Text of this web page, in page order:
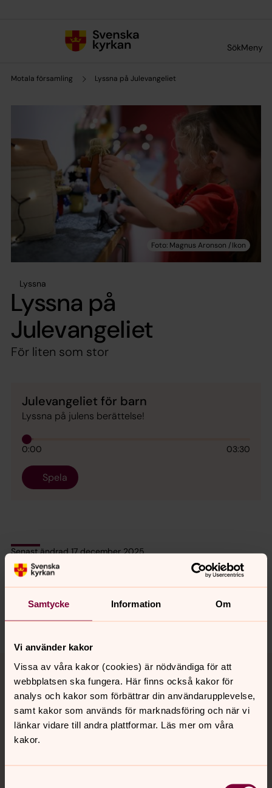
Samtycke Information Om
Vi använder kakor
Vissa av våra kakor (cookies) är nödvändiga för att
webbplatsen ska fungera. Här finns också kakor för
analys och kakor som förbättrar din användarupplevelse,
samt kakor som används för marknadsföring och när vi
länkar vidare till andra plattformar. Läs mer om våra
kakor.
SökMeny
Motala församling Lyssna på Julevangeliet
Lyssna
Lyssna på
Julevangeliet
För liten som stor
Julevangeliet för barn
Lyssna på julens berättelse!
0:00 03:30
Spela
Senast ändrad 17 december 2025
Synpunkter eller frågor på sidans
innehåll?
motala.forsamling@svenskakyrkan.se
Dela
Kontakt
Kalender